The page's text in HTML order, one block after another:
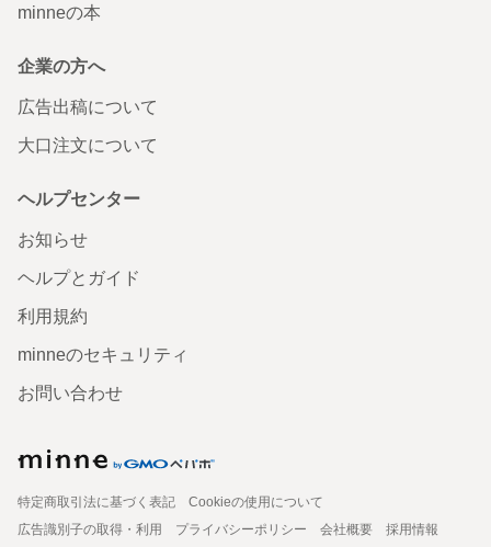
minneの本
企業の方へ
広告出稿について
大口注文について
ヘルプセンター
お知らせ
ヘルプとガイド
利用規約
minneのセキュリティ
お問い合わせ
特定商取引法に基づく表記
Cookieの使用について
広告識別子の取得・利用
プライバシーポリシー 会社概要
採用情報